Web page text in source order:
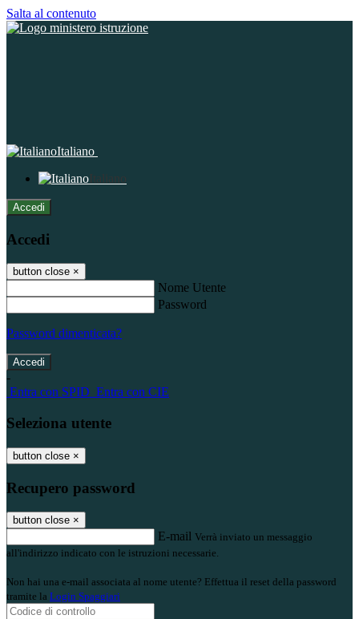
Salta al contenuto
Italiano
Italiano
Accedi
Accedi
button close ×
Nome Utente
Password
Password dimenticata?
-
Entra con SPID Entra con CIE
Seleziona utente
button close ×
Recupero password
button close ×
E-mail Verrà inviato un messaggio
all'indirizzo indicato con le istruzioni necessarie.
Non hai una e-mail associata al nome utente? Effettua il reset della password
tramite la Login Spaggiari